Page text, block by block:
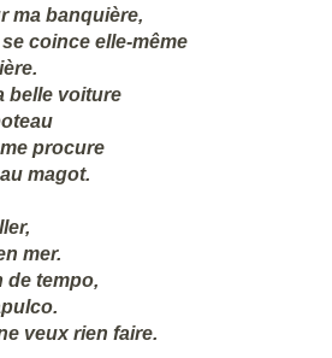
ma banquière,
coince elle-même
belle voiture
procure
magot.
mer.
de tempo,
veux rien faire.